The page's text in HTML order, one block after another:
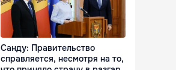
Санду: Правительство
справляется, несмотря на то,